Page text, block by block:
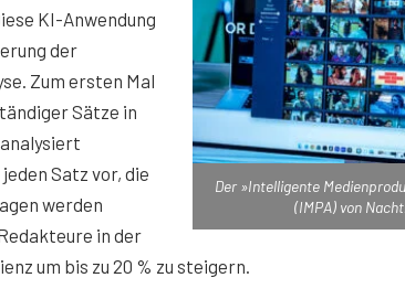
Der »Intelligente
(IMPA) von
KI-Anwendung
der
Zum ersten Mal
Sätze in
Satz vor, die
werden
in der
um bis zu 20 % zu steigern.